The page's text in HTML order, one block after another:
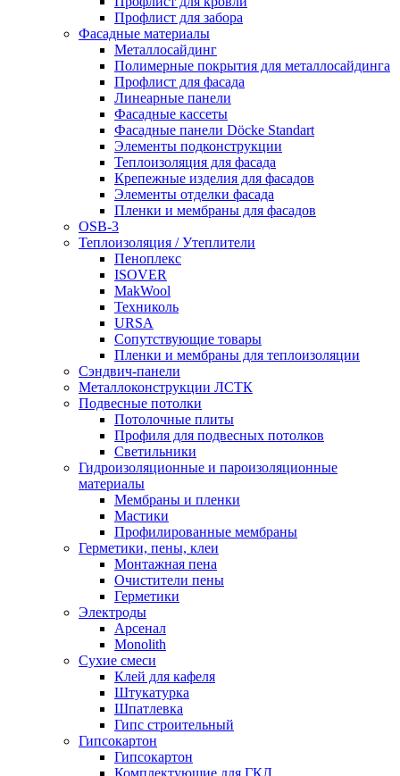
Профлист для забора
Фасадные материалы
Металлосайдинг
Полимерные покрытия для металлосайдинга
Профлист для фасада
Линеарные панели
Фасадные кассеты
Фасадные панели Döcke Standart
Элементы подконструкции
Теплоизоляция для фасада
Крепежные изделия для фасадов
Элементы отделки фасада
Пленки и мембраны для фасадов
OSB-3
Теплоизоляция / Утеплители
Пеноплекс
ISOVER
MakWool
Техниколь
URSA
Сопутствующие товары
Пленки и мембраны для теплоизоляции
Сэндвич-панели
Металлоконструкции ЛСТК
Подвесные потолки
Потолочные плиты
Профиля для подвесных потолков
Светильники
Гидроизоляционные и пароизоляционные
материалы
Мембраны и пленки
Мастики
Профилированные мембраны
Герметики, пены, клеи
Монтажная пена
Очистители пены
Герметики
Электроды
Арсенал
Monolith
Сухие смеси
Клей для кафеля
Штукатурка
Шпатлевка
Гипс строительный
Гипсокартон
Гипсокартон
Комплектующие для ГКЛ